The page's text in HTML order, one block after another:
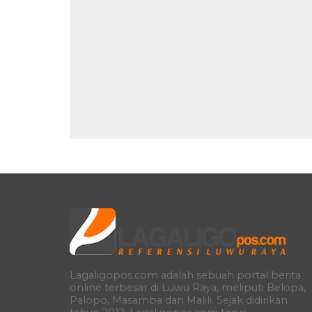
Lagaligopos.com adalah sebuah portal berita
online terbesar di Luwu Raya, meliputi Belopa,
Palopo, Masamba dan Malili. Sejak didirikan